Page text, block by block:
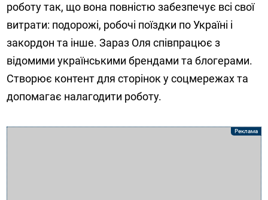
роботу так, що вона повністю забезпечує всі свої
витрати: подорожі, робочі поїздки по Україні і
закордон та інше. Зараз Оля співпрацює з
відомими українськими брендами та блогерами.
Створює контент для сторінок у соцмережах та
допомагає налагодити роботу.